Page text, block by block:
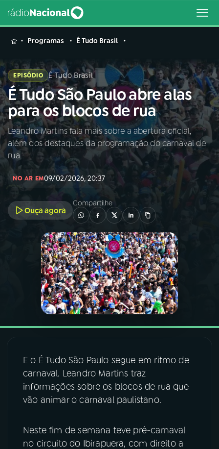
MENU
Buscar
na
Rádio
Nacional
Buscar
AO VIVO
01INÍCIO
02A RÁDIO
PROGRAMAÇÃO
PROGRAMAS
PODCASTS
07ÚLTIMAS
08 FESTIVAL DE MÚSICA
ACOMPANHE A RÁDIO NACIONAL
Programas É Tudo Brasil
EPISÓDIO É Tudo Brasil
É Tudo São Paulo abre alas
para os blocos de rua
Leandro Martins fala mais sobre a abertura oficial,
além dos destaques da programação do carnaval de
rua
NO AR EM09/02/2026, 20:37
Ouça agora
Compartilhe
E o É Tudo São Paulo segue em ritmo de
carnaval. Leandro Martins traz
informações sobre os blocos de rua que
vão animar o carnaval paulistano.
Neste fim de semana teve pré-carnaval
no circuito do Ibirapuera, com direito a